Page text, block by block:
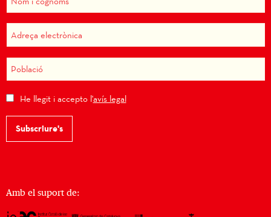
He llegit i accepto l'avís legal
Subscriure's
Amb el suport de: